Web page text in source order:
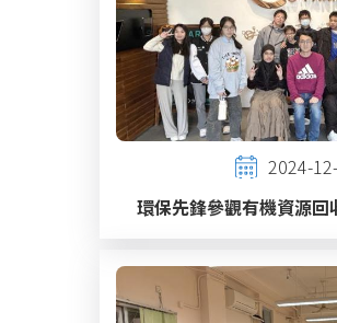
2024-
環保先鋒參觀有機資源